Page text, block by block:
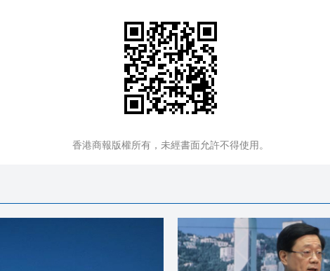
香港商報版權所有，未經書面允許不得使用。